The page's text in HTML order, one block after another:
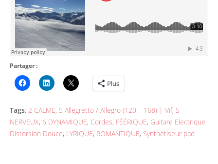
Partager :
Plus
Tags: 2 CALME, 5 Allegretto / Allegro (120 – 168) | Vif, 5
NERVEUX, 6 DYNAMIQUE, Cordes, FÉÉRIQUE, Guitare Electrique
Distorsion Douce, LYRIQUE, ROMANTIQUE, Synthétiseur pad